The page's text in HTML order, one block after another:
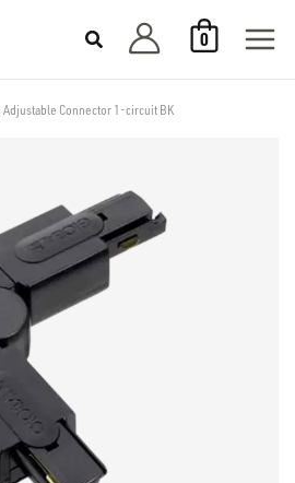
0
Adjustable Connector 1-circuit BK